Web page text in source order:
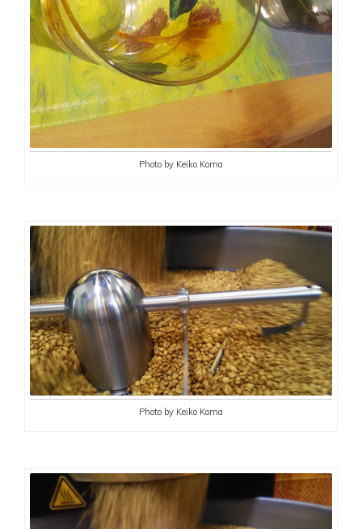
Photo by Keiko Koma
Photo by Keiko Koma